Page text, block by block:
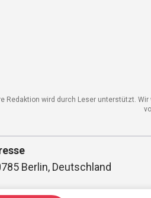
Redaktion wird durch Leser unterstützt.
Berlin, Deutschland